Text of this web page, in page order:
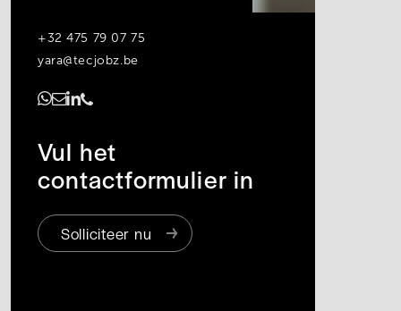
+32 475 79 07 75
yara@tecjobz.be
Vul het
contactformulier in
Solliciteer nu